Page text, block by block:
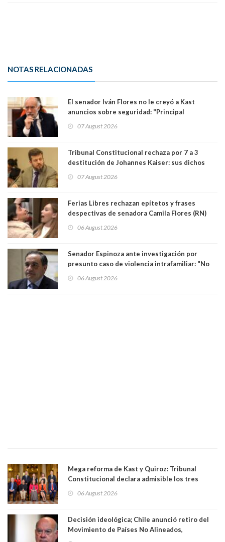
NOTAS RELACIONADAS
El senador Iván Flores no le creyó a Kast
anuncios sobre seguridad: "Principal
perseguir ruta del dinero y levantar secreto
07 August 2026
Tribunal Constitucional rechaza por 7 a 3
destitución de Johannes Kaiser: sus dichos
justicia constitucional porque no es diputado
07 August 2026
Ferias Libres rechazan epítetos y frases
despectivas de senadora Camila Flores (RN)
06 August 2026
Senador Espinoza ante investigación por
presunto caso de violencia intrafamiliar: "No
antecedentes a Tribunal Supremo
06 August 2026
Mega reforma de Kast y Quiroz: Tribunal
Constitucional declara admisible los tres
06 August 2026
Decisión ideológica; Chile anunció retiro del
Movimiento de Países No Alineados,